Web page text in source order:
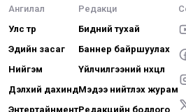
Ангилал
Улс төр
Эдийн засаг
Нийгэм
Дэлхий дахинд
Энтертайнмент
Редакци
Бидний тухай
Баннер байршуулах
Үйлчилгээний нөхцөл
Мэдээ нийтлэх журам
Редакцийн бодлого